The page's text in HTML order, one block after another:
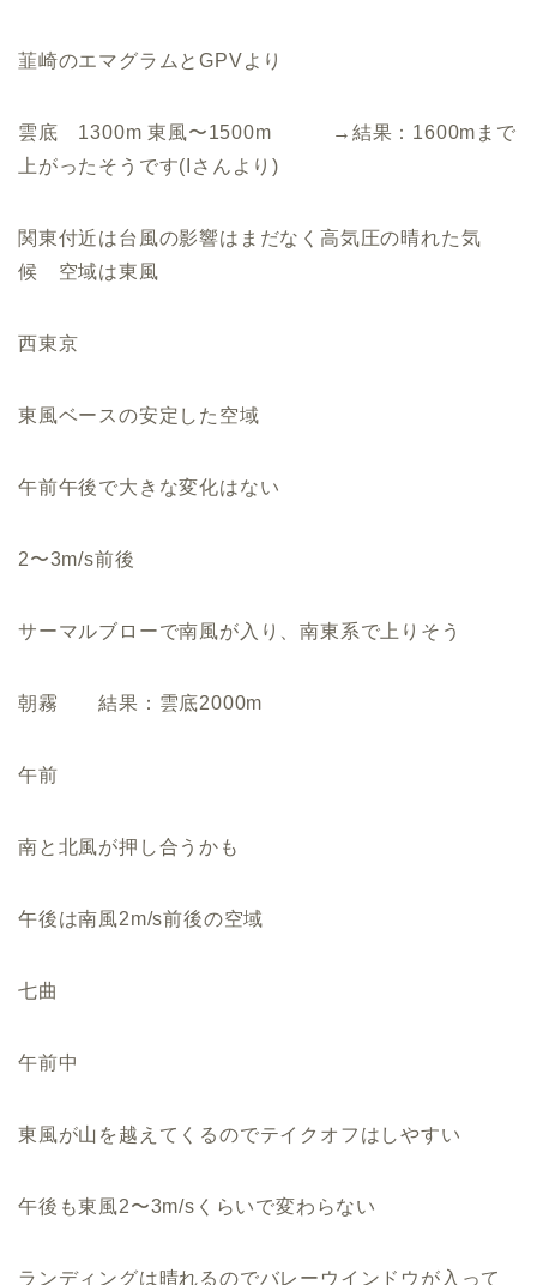
韮崎のエマグラムとGPVより
雲底 1300m 東風〜1500m →結果：1600mまで
上がったそうです(Iさんより)
関東付近は台風の影響はまだなく高気圧の晴れた気
候 空域は東風
西東京
東風ベースの安定した空域
午前午後で大きな変化はない
2〜3m/s前後
サーマルブローで南風が入り、南東系で上りそう
朝霧 結果：雲底2000m
午前
南と北風が押し合うかも
午後は南風2m/s前後の空域
七曲
午前中
東風が山を越えてくるのでテイクオフはしやすい
午後も東風2〜3m/sくらいで変わらない
ランディングは晴れるのでバレーウインドウが入って